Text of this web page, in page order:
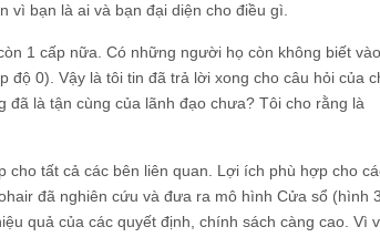
vì bạn là ai và bạn đại diện cho điều gì.
1 cấp nữa. Có những người họ còn không biết
độ 0). Vậy là tôi tin đã trả lời xong cho câu hỏi của
đã là tận cùng của lãnh đạo chưa? Tôi cho rằng là
tất cả các bên liên quan. Lợi ích phù hợp cho
đã nghiên cứu và đưa ra mô hình Cửa sổ (hình
quả của các quyết định, chính sách càng cao. Vì